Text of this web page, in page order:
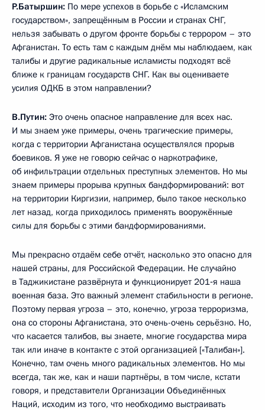
Р.Батыршин: По мере успехов в борьбе с «Исламским
государством», запрещённым в России и странах СНГ,
нельзя забывать о другом фронте борьбы с террором – это
Афганистан. То есть там с каждым днём мы наблюдаем, как
талибы и другие радикальные исламисты подходят всё
ближе к границам государств СНГ. Как вы оцениваете
усилия ОДКБ в этом направлении?
В.Путин: Это очень опасное направление для всех нас.
И мы знаем уже примеры, очень трагические примеры,
когда с территории Афганистана осуществлялся прорыв
боевиков. Я уже не говорю сейчас о наркотрафике,
об инфильтрации отдельных преступных элементов. Но мы
знаем примеры прорыва крупных бандформирований: вот
на территории Киргизии, например, было такое несколько
лет назад, когда приходилось применять вооружённые
силы для борьбы с этими бандформированиями.
Мы прекрасно отдаём себе отчёт, насколько это опасно для
нашей страны, для Российской Федерации. Не случайно
в Таджикистане развёрнута и функционирует 201‑я наша
военная база. Это важный элемент стабильности в регионе.
Поэтому первая угроза – это, конечно, угроза терроризма,
она со стороны Афганистана, это очень-очень серьёзно. Но,
что касается талибов, вы знаете, многие государства мира
так или иначе в контакте с этой организацией [«Талибан»].
Конечно, там очень много радикальных элементов. Но мы
всегда, так же, как и наши партнёры, в том числе, кстати
говоря, и представители Организации Объединённых
Наций, исходим из того, что необходимо выстраивать